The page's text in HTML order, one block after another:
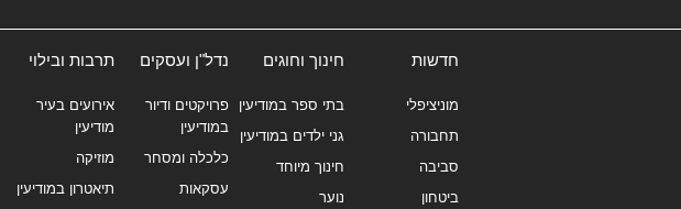
חדשות
מוניציפלי
תחבורה
סביבה
ביטחון
חינוך וחוגים
בתי ספר במודיעין
גני ילדים במודיעין
חינוך מיוחד
נוער
נדל"ן ועסקים
פרויקטים ודיור
במודיעין
כלכלה ומסחר
עסקאות
תרבות ובילוי
אירועים בעיר
מודיעין
מוזיקה
תיאטרון במודיעין